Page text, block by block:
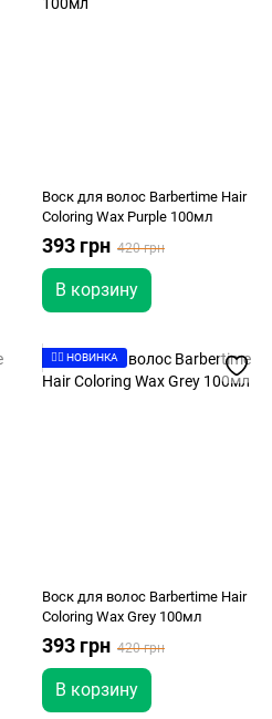
Воск для волос Barbertime Hair
Coloring Wax Purple 100мл
393 грн 420 грн
В корзину
👉🏻 НОВИНКА
Воск для волос Barbertime Hair
Coloring Wax Grey 100мл
393 грн 420 грн
В корзину